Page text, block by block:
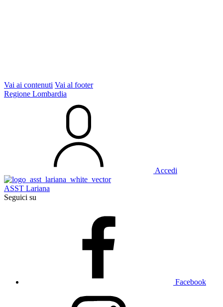
Vai ai contenuti Vai al footer
Regione Lombardia
Accedi
ASST Lariana
Seguici su
Facebook